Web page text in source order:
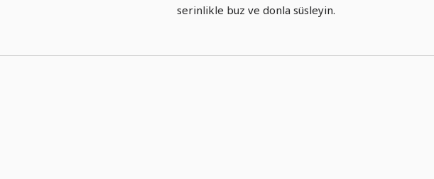
serinlikle buz ve donla süsleyin.